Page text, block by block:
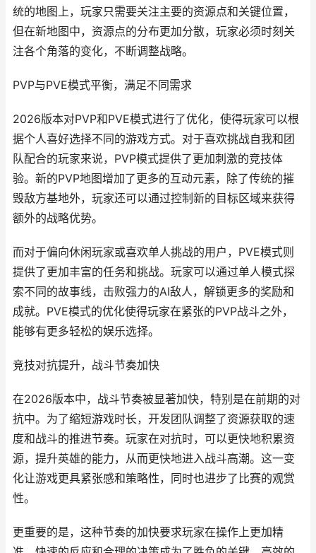
统的地图上，玩家只需要关注主要的资源点和关键位置，
但在新地图中，资源点的分布更加分散，玩家必须时刻关
注各个角落的变化，不断调整战略。
PVP与PVE模式平衡，满足不同需求
2026版本对PVP和PVE模式进行了优化，使得玩家可以根
据个人喜好选择不同的游戏方式。对于喜欢挑战自我和团
队配合的玩家来说，PVP模式提供了更加刺激的竞技体
验。新的PVP地图增加了更多的互动元素，除了传统的摧
毁敌方基地外，玩家还可以通过控制新的目标区域来获得
额外的战略优势。
而对于偏向休闲玩家或喜欢单人挑战的用户，PVE模式则
提供了更加丰富的任务和挑战。玩家可以通过单人模式探
索不同的故事线，击败强力的AI敌人，解锁更多的奖励和
成就。PVE模式的优化使得玩家在紧张的PVP战斗之外，
能够有更多轻松的娱乐选择。
竞技对抗提升，战斗节奏加快
在2026版本中，战斗节奏被显著加快，特别是在前期的对
抗中。为了缩短游戏时长，开发团队调整了资源获取的速
度和战斗的推进节奏。玩家在对抗时，可以更快地积累资
源，提升英雄的能力，从而更快地进入战斗高潮。这一变
化让游戏更具紧张感和策略性，同时也进步了比赛的观赏
性。
更重要的是，这种节奏的加快要求玩家在操作上更加精